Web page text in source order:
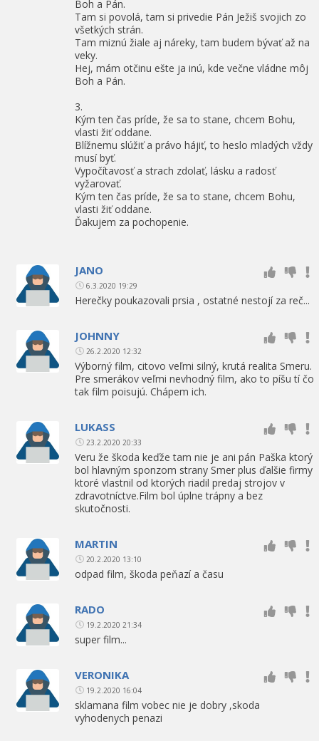
Boh a Pán.
Tam si povolá, tam si privedie Pán Ježiš svojich zo
všetkých strán.
Tam miznú žiale aj náreky, tam budem bývať až na
veky.
Hej, mám otčinu ešte ja inú, kde večne vládne môj
Boh a Pán.
3.
Kým ten čas príde, že sa to stane, chcem Bohu,
vlasti žiť oddane.
Blížnemu slúžiť a právo hájiť, to heslo mladých vždy
musí byť.
Vypočítavosť a strach zdolať, lásku a radosť
vyžarovať.
Kým ten čas príde, že sa to stane, chcem Bohu,
vlasti žiť oddane.
Ďakujem za pochopenie.
JANO
6.3.2020 19:29
Herečky poukazovali prsia , ostatné nestojí za reč...
JOHNNY
26.2.2020 12:32
Výborný film, citovo veľmi silný, krutá realita Smeru.
Pre smerákov veľmi nevhodný film, ako to píšu tí čo
tak film poisujú. Chápem ich.
LUKASS
23.2.2020 20:33
Veru že škoda keďže tam nie je ani pán Paška ktorý
bol hlavným sponzom strany Smer plus ďalšie firmy
ktoré vlastnil od ktorých riadil predaj strojov v
zdravotníctve.Film bol úplne trápny a bez
skutočnosti.
MARTIN
20.2.2020 13:10
odpad film, škoda peňazí a času
RADO
19.2.2020 21:34
super film...
VERONIKA
19.2.2020 16:04
sklamana film vobec nie je dobry ,skoda
vyhodenych penazi